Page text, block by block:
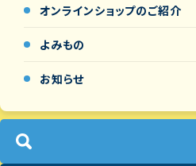
オンラインショップのご紹介
よみもの
お知らせ